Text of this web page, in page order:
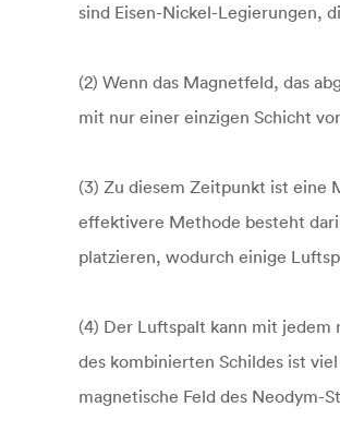
sind Eisen-Nickel-Legierungen,
(2) Wenn das Magnetfeld, das
mit nur einer einzigen Schicht
(3) Zu diesem Zeitpunkt ist eine
effektivere Methode besteht
platzieren, wodurch einige
(4) Der Luftspalt kann mit
des kombinierten Schildes ist
magnetische Feld des Neodym-